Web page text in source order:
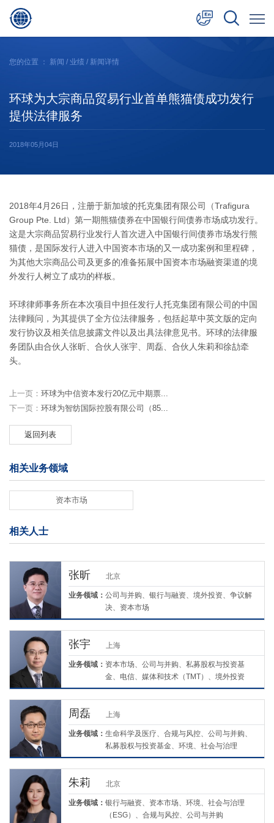
日本語
您的位置 ： 新闻 / 业绩 / 新闻详情
环球为大宗商品贸易行业首单熊猫债成功发行
提供法律服务
2018年05月04日
2018年4月26日，注册于新加坡的托克集团有限公司（Trafigura
Group Pte. Ltd）第一期熊猫债券在中国银行间债券市场成功发行。
这是大宗商品贸易行业发行人首次进入中国银行间债券市场发行熊
猫债，是国际发行人进入中国资本市场的又一成功案例和里程碑，
为其他大宗商品公司及更多的准备拓展中国资本市场融资渠道的境
外发行人树立了成功的样板。
环球律师事务所在本次项目中担任发行人托克集团有限公司的中国
法律顾问，为其提供了全方位法律服务，包括起草中英文版的定向
发行协议及相关信息披露文件以及出具法律意见书。环球的法律服
务团队由合伙人张昕、 合伙人张宇、周磊、 合伙人朱莉和徐劼牵
头。
上一页： 环球为中信资本发行20亿元中期票...
下一页： 环球为智纺国际控股有限公司（85...
返回列表
相关业务领域
资本市场
相关人士
张昕 北京
业务领域： 公司与并购、银行与融资、境外投资、争议解
决、资本市场
张宇 上海
业务领域： 资本市场、公司与并购、私募股权与投资基
金、电信、媒体和技术（TMT）、境外投资
周磊 上海
业务领域： 生命科学及医疗、合规与风控、公司与并购、
私募股权与投资基金、环境、社会与治理
（ESG）
朱莉 北京
业务领域： 银行与融资、资本市场、环境、社会与治理
（ESG）、合规与风控、公司与并购